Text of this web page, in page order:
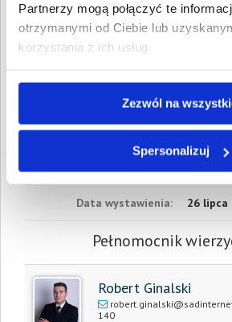
Partnerzy mogą połączyć te
otrzymanymi od Ciebie lub
korzystania z ich usług.
Zezwól na
Spersonalizuj
W sumie: Wartość:
Koszty
wartość wierzytelności:
zapłaty/
Data wystawienia: 26 lipca
Pełnomocnik
Robert Ginalski
140